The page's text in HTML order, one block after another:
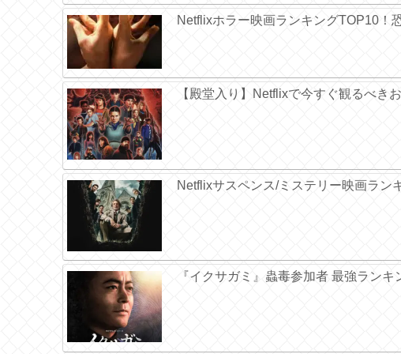
Netflixホラー映画ランキングTOP10！
【殿堂入り】Netflixで今すぐ観るべき
Netflixサスペンス/ミステリー映画ラン
『イクサガミ』蟲毒参加者 最強ラン